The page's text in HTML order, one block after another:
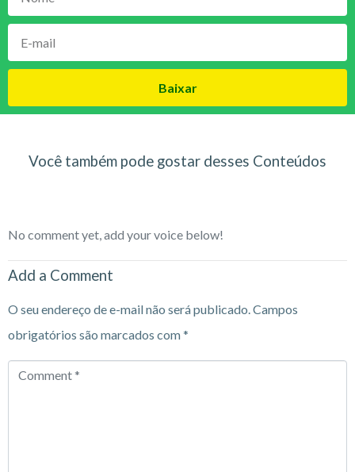
Baixar
Você também pode gostar desses Conteúdos
No comment yet, add your voice below!
Add a Comment
O seu endereço de e-mail não será publicado.Campos
obrigatórios são marcados com*
Comment